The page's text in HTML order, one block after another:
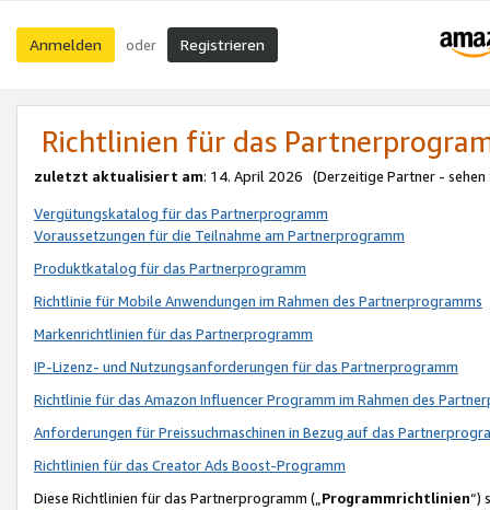
Anmelden oder Registrieren
Richtlinien für das
zuletzt aktualisiert am: 14. April 2026 (Derzeitige Partner - sehen
Vergütungskatalog für das Partnerprogramm
Voraussetzungen für die Teilnahme am Partnerprogramm
Produktkatalog für das Partnerprogramm
Richtlinie für Mobile Anwendungen im Rahmen des Partnerprogramms
Markenrichtlinien für das Partnerprogramm
IP-Lizenz- und Nutzungsanforderungen für das Partnerprogramm
Richtlinie für das Amazon Influencer Programm im Rahmen des
Anforderungen für Preissuchmaschinen in Bezug auf das
Richtlinien für das Creator Ads Boost-Programm
Diese Richtlinien für das Partnerprogramm („Programmrichtlinien“)